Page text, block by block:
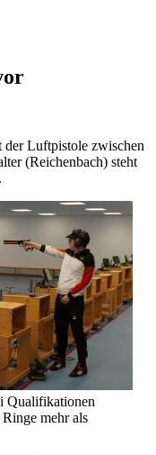
der Luftpistole zwischen
(Reichenbach) steht
Qualifikationen
mehr als